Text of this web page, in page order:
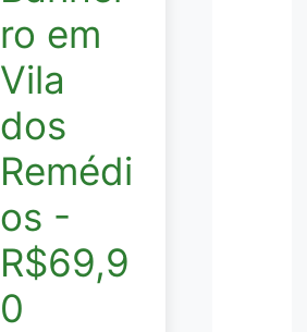
ro em
Vila
dos
Remédi
os -
R$69,9
0